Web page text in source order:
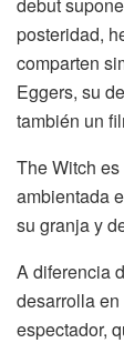
posteridad,
comparten
Eggers, su
también un
TheWitch es
ambientada
su granja y
A diferencia
desarrolla
espectador,